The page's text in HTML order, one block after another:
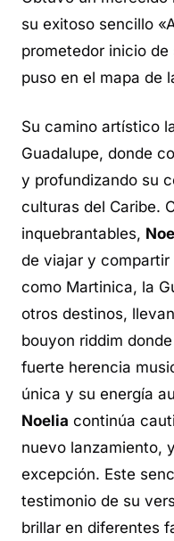
su exitoso sencillo
prometedor inicio
puso en el mapa de
Su camino artístico
Guadalupe, donde
y profundizando su
culturas del Caribe.
inquebrantables,
de viajar y
como Martinica, la
otros destinos,
bouyon riddim
fuerte herencia
única y su energía
Noelia continúa
nuevo lanzamiento,
excepción. Este
testimonio de su
brillar en diferentes